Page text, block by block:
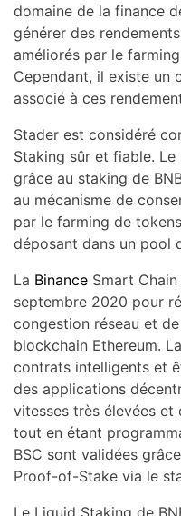
domaine de la finance
générer des
améliorés par le
Cependant, il existe un
associé à ces
Stader est considéré
Staking sûr et fiable.
grâce au staking de
au mécanisme de
par le farming de
déposant dans un pool
La Binance Smart
septembre 2020 pour
congestion réseau et
blockchain Ethereum.
contrats intelligents et
des applications
vitesses très élevées
tout en étant
BSC sont validées
Proof-of-Stake via le